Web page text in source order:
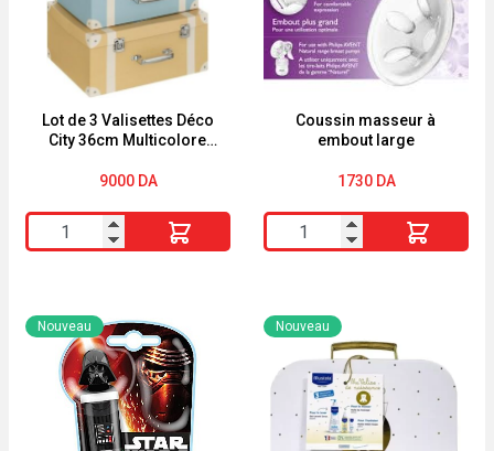
Lot de 3 Valisettes Déco
City 36cm Multicolore
9000 DA
quantité
de
de
3
Valisettes
Coussin masseur à
embout large
1730 DA
quantité
de
masseur
à
embout
Nouveau Nouveau